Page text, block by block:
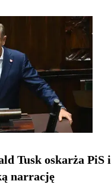
Tusk oskarża PiS i
narrację